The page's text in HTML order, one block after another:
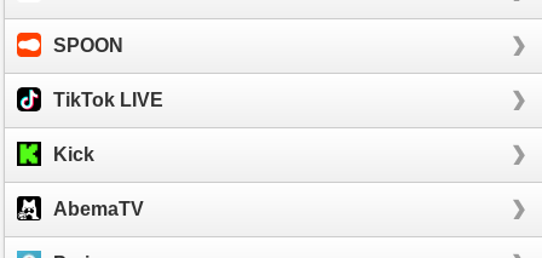
SPOON
TikTok LIVE
Kick
AbemaTV